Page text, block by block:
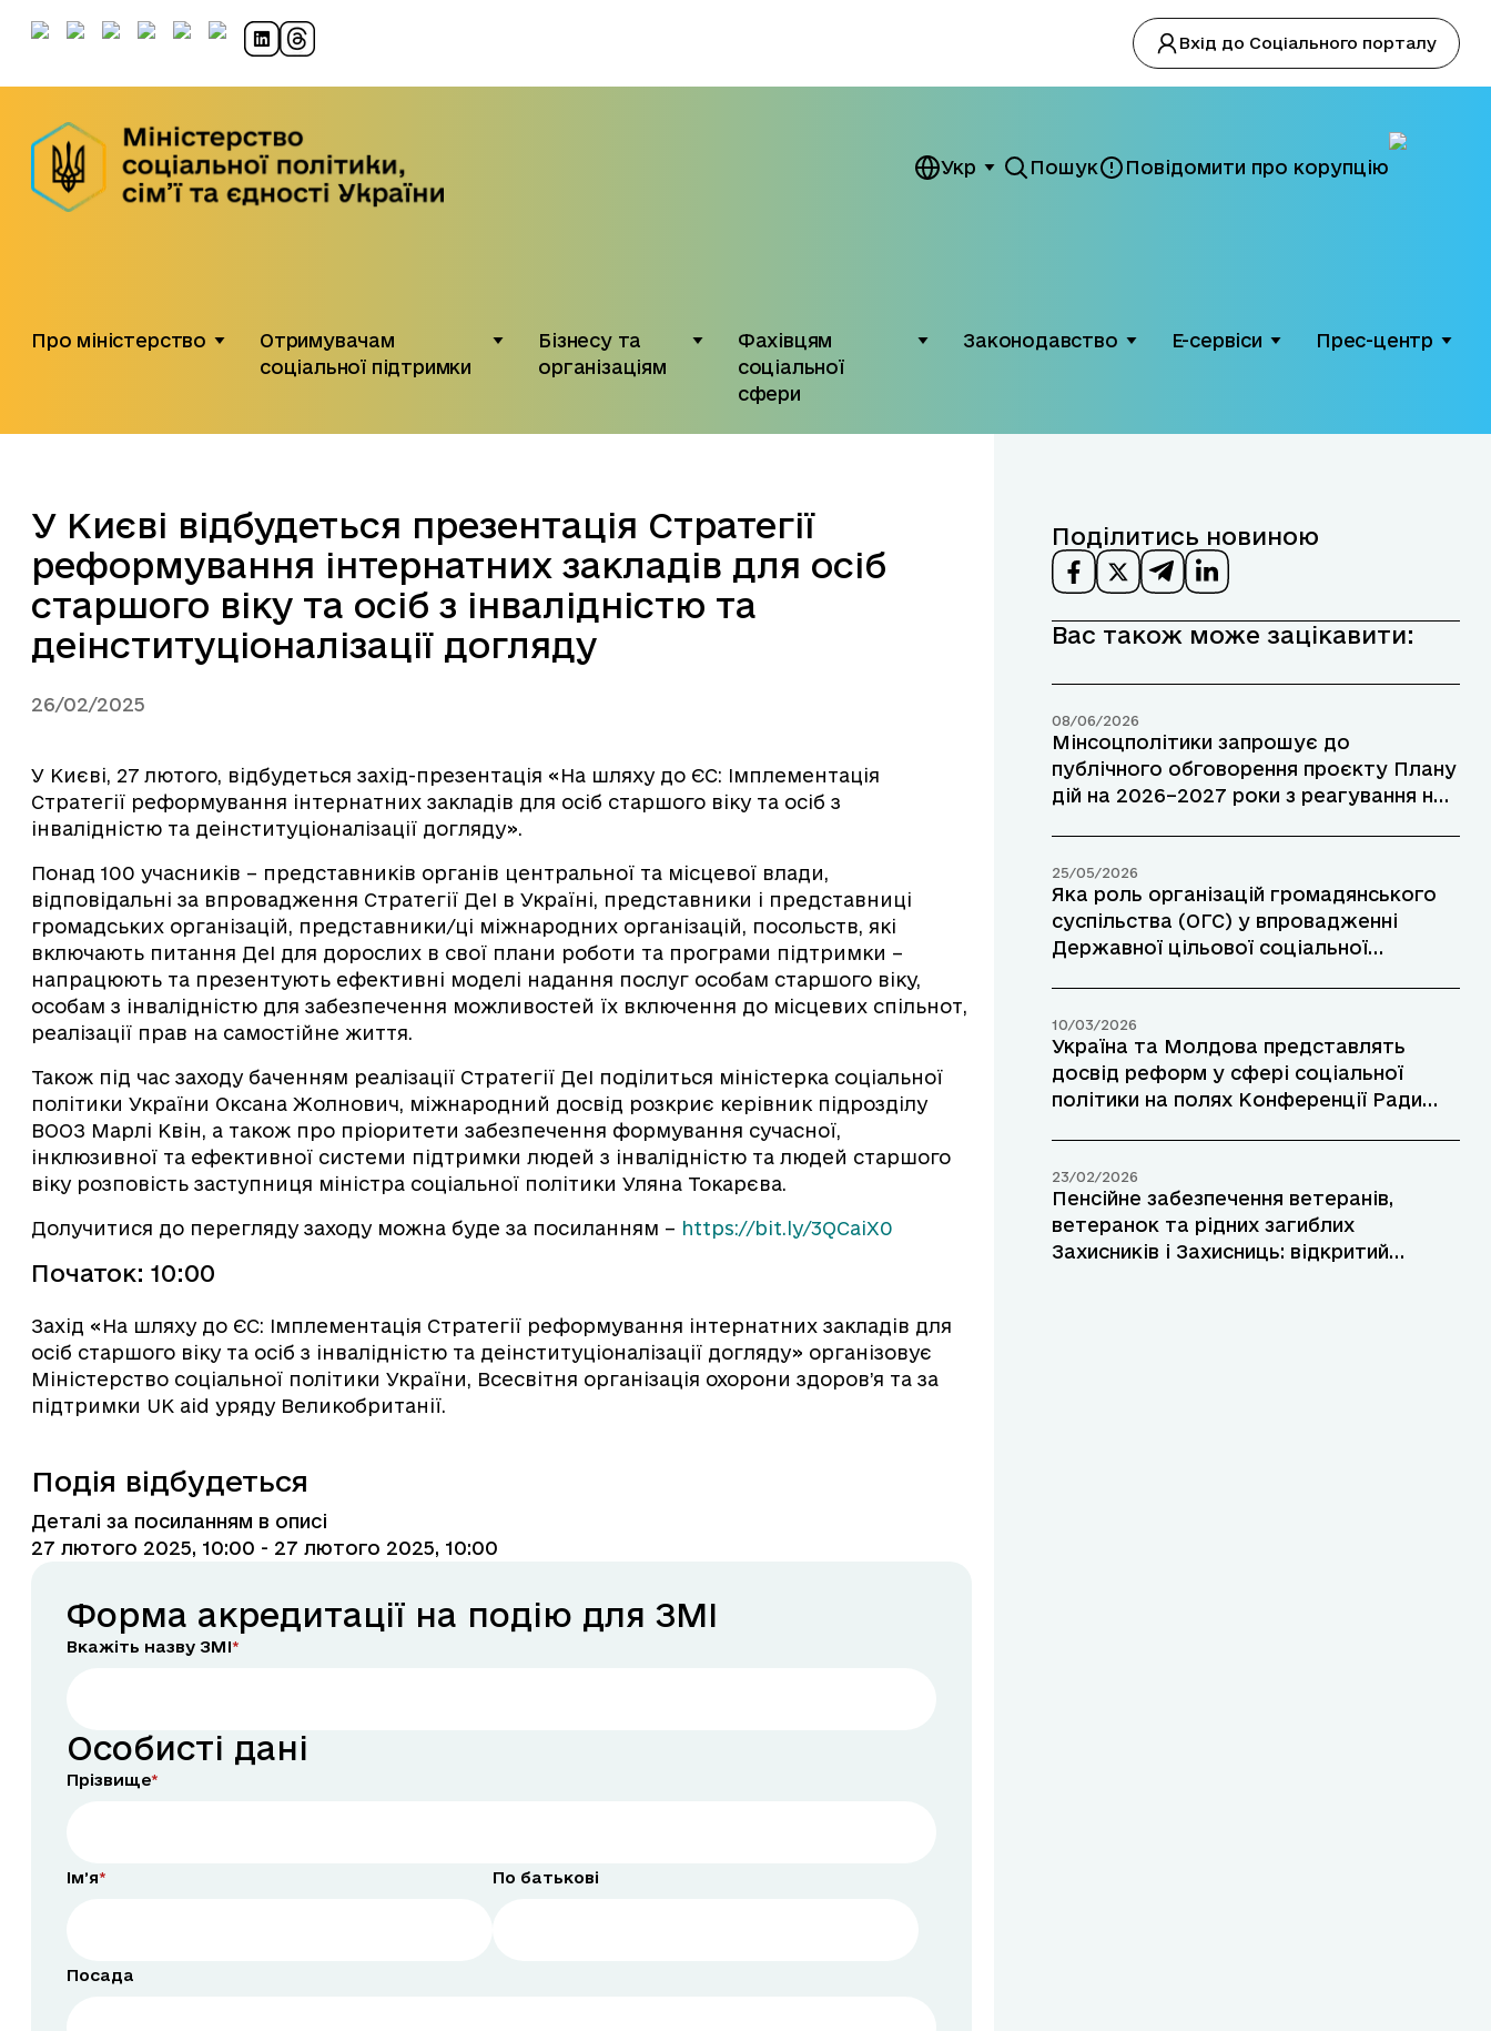
Вхід до Соціального порталу
Укр Пошук Повідомити про корупцію
Про міністерство
Отримувачам
соціальної підтримки
Бізнесу та
організаціям
Фахівцям
соціальної
сфери
Законодавство Е-сервіси Прес-центр
У Києві відбудеться презентація Стратегії
реформування інтернатних закладів для осіб
старшого віку та осіб з інвалідністю та
деінституціоналізації догляду
26/02/2025
У Києві, 27 лютого, відбудеться захід-презентація «На шляху до ЄС: Імплементація
Стратегії реформування інтернатних закладів для осіб старшого віку та осіб з
інвалідністю та деінституціоналізації догляду».
Понад 100 учасників – представників органів центральної та місцевої влади,
відповідальні за впровадження Стратегії ДеІ в Україні, представники і представниці
громадських організацій, представники/ці міжнародних організацій, посольств, які
включають питання ДеІ для дорослих в свої плани роботи та програми підтримки –
напрацюють та презентують ефективні моделі надання послуг особам старшого віку,
особам з інвалідністю для забезпечення можливостей їх включення до місцевих спільнот,
реалізації прав на самостійне життя.
Також під час заходу баченням реалізації Стратегії ДеІ поділиться міністерка соціальної
політики України Оксана Жолнович, міжнародний досвід розкриє керівник підрозділу
ВООЗ Марлі Квін, а також про пріоритети забезпечення формування сучасної,
інклюзивної та ефективної системи підтримки людей з інвалідністю та людей старшого
віку розповість заступниця міністра соціальної політики Уляна Токарєва.
Долучитися до перегляду заходу можна буде за посиланням – https://bit.ly/3QCaiX0
Початок: 10:00
Захід «На шляху до ЄС: Імплементація Стратегії реформування інтернатних закладів для
осіб старшого віку та осіб з інвалідністю та деінституціоналізації догляду» організовує
Міністерство соціальної політики України, Всесвітня організація охорони здоров’я та за
підтримки UK aid уряду Великобританії.
Подія відбудеться
Деталі за посиланням в описі
27 лютого 2025, 10:00 - 27 лютого 2025, 10:00
Форма акредитації на подію для ЗМІ
Вкажіть назву ЗМІ
Особисті дані
Прізвище
Імʼя По батькові
Посада
Поділитись новиною
Вас також може зацікавити:
08/06/2026
Мінсоцполітики запрошує до
публічного обговорення проєкту Плану
дій на 2026–2027 роки з реагування на
громадян України в ЄС
25/05/2026
Яка роль організацій громадянського
суспільства (ОГС) у впровадженні
Державної цільової соціальної
10/03/2026
Україна та Молдова представлять
досвід реформ у сфері соціальної
політики на полях Конференції Ради
23/02/2026
Пенсійне забезпечення ветеранів,
ветеранок та рідних загиблих
Захисників і Захисниць: відкритий